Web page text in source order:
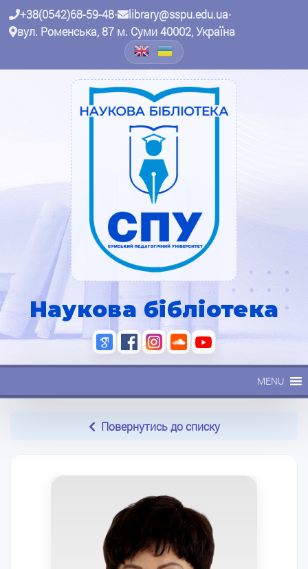
+38(0542)68-59-48• library@sspu.edu.ua•
вул. Роменська, 87 м. Суми 40002, Україна
Наукова бібліотека
MENU
Повернутись до списку